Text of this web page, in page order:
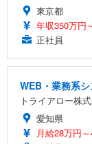
東京都
年収350万円
正社員
WEB・業務系
トライアロー株
愛知県
月給28万円